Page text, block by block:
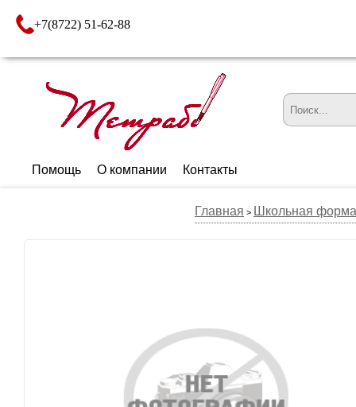
+7(8722) 51-62-88
Помощь О компании Контакты
Главная > Школьная форма